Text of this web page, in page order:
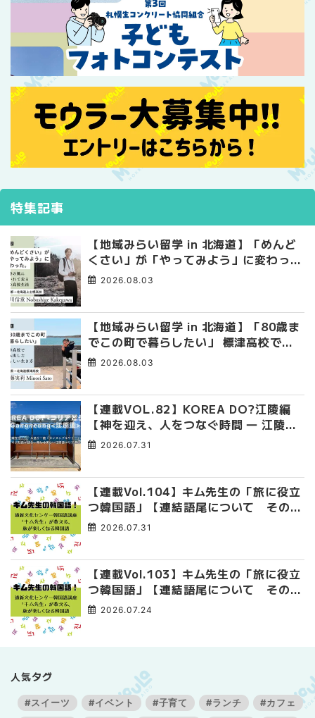
特集記事
【地域みらい留学 in 北海道】「めんど
くさい」が「やってみよう」に変わっ
た。 十勝の風に吹かれて走る、僕の泥
2026.08.03
【地域みらい留学 in 北海道】「80歳ま
でこの町で暮らしたい」 標津高校で踏
み出した、私らしい生き方
2026.08.03
【連載VOL.82】KOREA DO?江陵編
【神を迎え、人をつなぐ時間 ― 江陵端
午祭 】
2026.07.31
【連載Vol.104】キム先生の「旅に役立
つ韓国語」【連結語尾について その
4】2026.07.31
【連載Vol.103】キム先生の「旅に役立
つ韓国語」【連結語尾について その
3】2026.07.24
人気タグ
#スイーツ #イベント #子育て #ランチ
#カフェ